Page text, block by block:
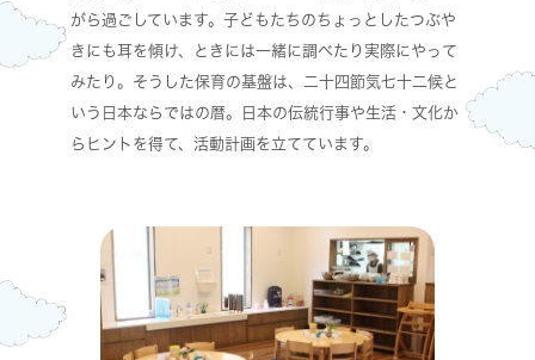
がら過ごしています。子どもたちのちょっとしたつぶや
きにも耳を傾け、ときには一緒に調べたり実際にやって
みたり。そうした保育の基盤は、二十四節気七十二候と
いう日本ならではの暦。日本の伝統行事や生活・文化か
らヒントを得て、活動計画を立てています。